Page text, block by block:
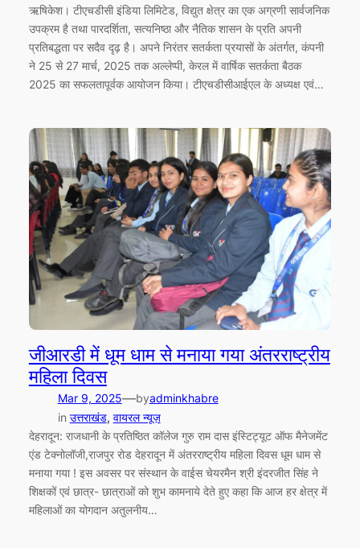
ऋषिकेश। टीएचडीसी इंडिया लिमिटेड, विद्युत क्षेत्र का एक अग्रणी सार्वजनिक
उपक्रम है तथा पारदर्शिता, सत्यनिष्ठा और नैतिक शासन के प्रति अपनी
प्रतिबद्धता पर सदैव दृढ़ है। अपने निरंतर सतर्कता प्रयासों के अंतर्गत, कंपनी
ने 25 से 27 मार्च, 2025 तक अल्लेप्पी, केरल में वार्षिक सतर्कता बैठक
2025 का सफलतापूर्वक आयोजन किया। टीएचडीसीआईएल के अध्यक्ष एवं…
जीआरडी में धूम धाम से मनाया गया अंतरराष्ट्रीय
महिला दिवस
Mar 9, 2025—byadminkhabre
in उत्तराखंड, वायरल न्यूज़
देहरादून: राजधानी के प्रतिष्ठित कॉलेज गुरु राम दास इंस्टिट्यूट ऑफ मैनेजमेंट
एंड टेक्नोलॉजी,राजपुर रोड देहरादून में अंतरराष्ट्रीय महिला दिवस धूम धाम से
मनाया गया ! इस अवसर पर संस्थान के वाईस चेयरमैन श्री इंदरजीत सिंह ने
शिक्षकों एवं छात्र- छात्राओं को शुभ कामनाये देते हुए कहा कि आज हर क्षेत्र में
महिलाओं का योगदान अतुलनीय…